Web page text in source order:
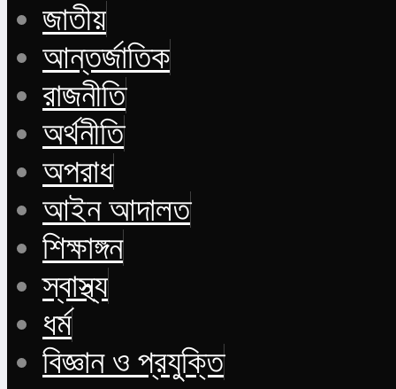
জাতীয়
আন্তর্জাতিক
রাজনীতি
অর্থনীতি
অপরাধ
আইন আদালত
শিক্ষাঙ্গন
স্বাস্থ্য
ধর্ম
বিজ্ঞান ও প্রযুক্তি